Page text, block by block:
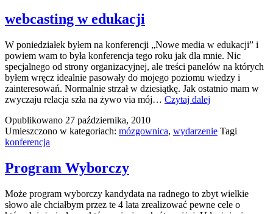
webcasting w edukacji
W poniedziałek byłem na konferencji „Nowe media w edukacji” i
powiem wam to była konferencja tego roku jak dla mnie. Nic
specjalnego od strony organizacyjnej, ale treści panelów na których
byłem wręcz idealnie pasowały do mojego poziomu wiedzy i
zainteresowań. Normalnie strzał w dziesiątkę. Jak ostatnio mam w
zwyczaju relacja szła na żywo via mój… Czytaj dalej
Opublikowano 27 października, 2010
Umieszczono w kategoriach: mózgownica, wydarzenie Tagi
konferencja
Program Wyborczy
Może program wyborczy kandydata na radnego to zbyt wielkie
słowo ale chciałbym przez te 4 lata zrealizować pewne cele o